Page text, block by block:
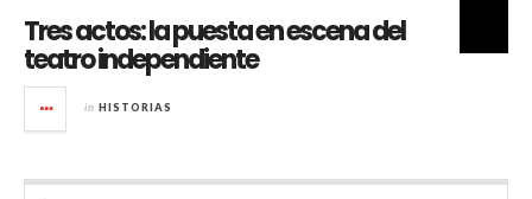
Tres actos: la puesta en escena del
teatro independiente
in HISTORIAS